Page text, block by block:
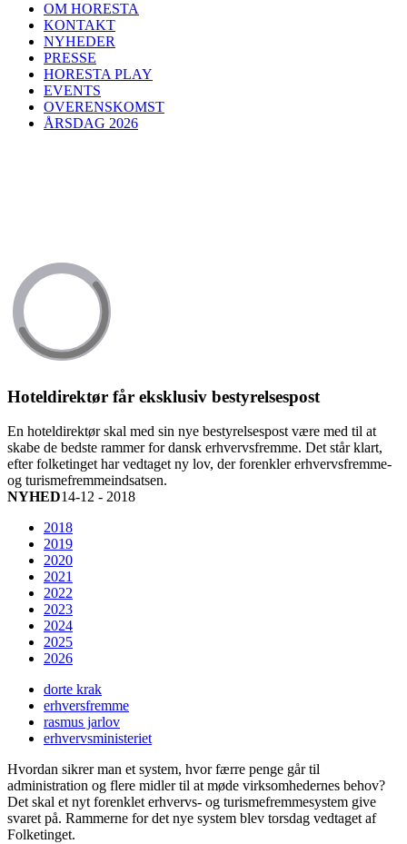
OM HORESTA
KONTAKT
NYHEDER
PRESSE
HORESTA PLAY
EVENTS
OVERENSKOMST
ÅRSDAG 2026
Hoteldirektør får eksklusiv bestyrelsespost
En hoteldirektør skal med sin nye bestyrelsespost være med til at
skabe de bedste rammer for dansk erhvervsfremme. Det står klart,
efter folketinget har vedtaget ny lov, der forenkler erhvervsfremme-
og turismefremmeindsatsen.
NYHED14-12 - 2018
2018
2019
2020
2021
2022
2023
2024
2025
2026
dorte krak
erhversfremme
rasmus jarlov
erhvervsministeriet
Hvordan sikrer man et system, hvor færre penge går til
administration og flere midler til at møde virksomhedernes behov?
Det skal et nyt forenklet erhvervs- og turismefremmesystem give
svaret på. Rammerne for det nye system blev torsdag vedtaget af
Folketinget.